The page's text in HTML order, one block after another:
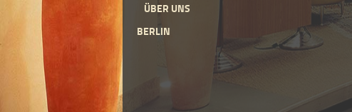
ÜBER UNS
BERLIN